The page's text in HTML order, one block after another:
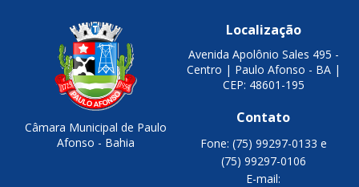
Câmara Municipal de Paulo
Afonso - Bahia
Localização
Avenida Apolônio Sales 495 -
Centro | Paulo Afonso - BA |
CEP: 48601-195
Contato
Fone: (75) 99297-0133 e
(75) 99297-0106
E-mail: